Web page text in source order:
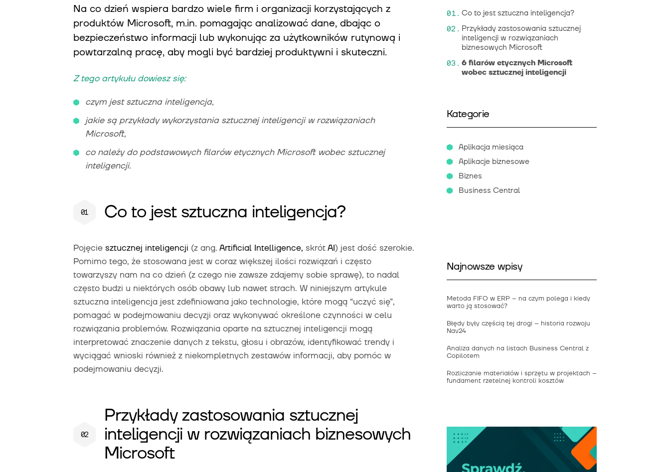
Na co dzień wspiera bardzo wiele firm i organizacji korzystających z
produktów Microsoft, m.in. pomagając analizować dane, dbając o
bezpieczeństwo informacji lub wykonując za użytkowników rutynową i
powtarzalną pracę, aby mogli być bardziej produktywni i skuteczni.
Z tego artykułu dowiesz się:
czym jest sztuczna inteligencja,
jakie są przykłady wykorzystania sztucznej inteligencji w rozwiązaniach
Microsoft,
co należy do podstawowych filarów etycznych Microsoft wobec sztucznej
inteligencji.
Co to jest sztuczna inteligencja?
Pojęcie sztucznej inteligencji (z ang. Artificial Intelligence, skrótAI) jest dość szerokie.
Pomimo tego, że stosowana jest w coraz większej ilości rozwiązań i często
towarzyszy nam na co dzień (z czego nie zawsze zdajemy sobie sprawę), to nadal
często budzi u niektórych osób obawy lub nawet strach. W niniejszym artykule
sztuczna inteligencja jest zdefiniowana jako technologie, które mogą “uczyć się”,
pomagać w podejmowaniu decyzji oraz wykonywać określone czynności w celu
rozwiązania problemów. Rozwiązania oparte na sztucznej inteligencji mogą
interpretować znaczenie danych z tekstu, głosu i obrazów, identyfikować trendy i
wyciągać wnioski również z niekompletnych zestawów informacji, aby pomóc w
podejmowaniu decyzji.
Przykłady zastosowania sztucznej
inteligencji w rozwiązaniach biznesowych
Microsoft
Co to jest sztuczna inteligencja?
Przykłady zastosowania sztucznej
inteligencji w rozwiązaniach
biznesowych Microsoft
6 filarów etycznych Microsoft
wobec sztucznej inteligencji
Kategorie
Aplikacja miesiąca
Aplikacje biznesowe
Biznes
Business Central
Najnowsze wpisy
Metoda FIFO w ERP – na czym polega i kiedy
warto ją stosować?
Błędy były częścią tej drogi – historia rozwoju
Nav24
Analiza danych na listach Business Central z
Copilotem
Rozliczanie materiałów i sprzętu w projektach –
fundament rzetelnej kontroli kosztów